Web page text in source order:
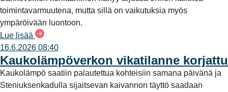
toimintavarmuutena, mutta sillä on vaikutuksia myös
ympäröivään luontoon.
Lue lisää
16.6.2026 08:40
Kaukolämpöverkon vikatilanne korjattu
Kaukolämpö saatiin palautettua kohteisiin samana päivänä ja
Steniuksenkadulla sijaitsevan kaivannon täyttö saadaan